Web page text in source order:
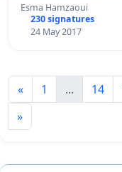
Esma Hamzaoui
230 signatures
24 May 2017
« 1 ... 14
»